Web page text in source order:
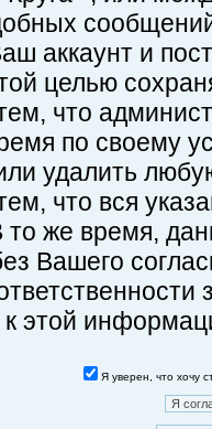
аккаунт и
целью
что
по своему
удалить
что вся
то же время,
Вашего
к этой
Я уверен, что хочу